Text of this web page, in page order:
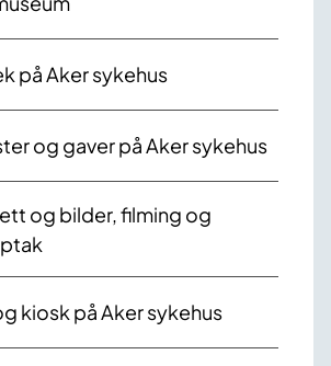
på Aker sykehus
og gaver på Aker sykehus
og bilder, filming og
kiosk på Aker sykehus